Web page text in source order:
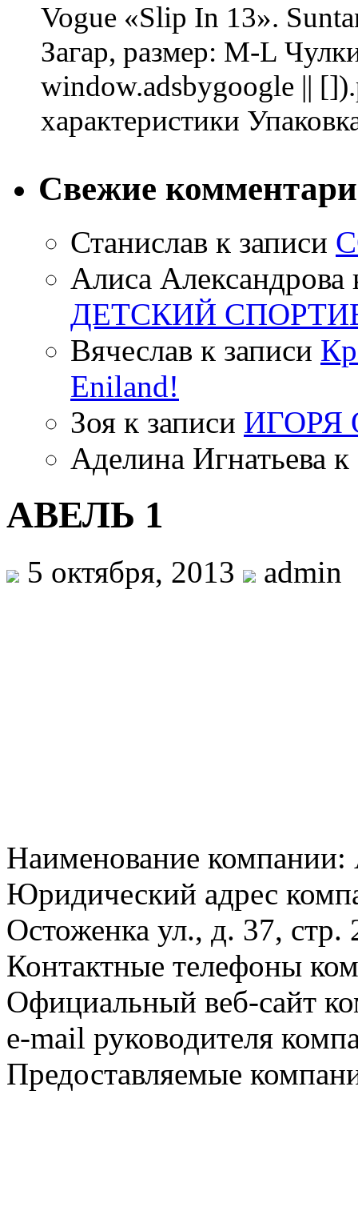
Vogue «Slip In 13».
Загар, размер: M-L
window.adsbygoogle ||
характеристики
Свежие
Станислав к записи
Алиса Александрова
ДЕТСКИЙ
Вячеслав к записи
Eniland!
Зоя к записи ИГОРЯ
Аделина Игнатьева к
АВЕЛЬ 1
5 октября, 2013 admin
Наименование
Юридический адрес
Остоженка ул., д. 37, стр.
Контактные телефоны
Официальный веб-сайт
e-mail руководителя
Предоставляемые